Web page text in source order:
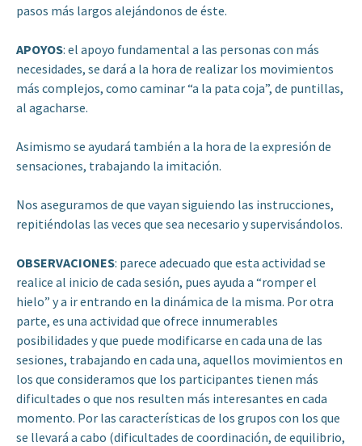
pasos más largos alejándonos de éste.
APOYOS: el apoyo fundamental a las personas con más
necesidades, se dará a la hora de realizar los movimientos
más complejos, como caminar “a la pata coja”, de puntillas,
al agacharse.
Asimismo se ayudará también a la hora de la expresión de
sensaciones, trabajando la imitación.
Nos aseguramos de que vayan siguiendo las instrucciones,
repitiéndolas las veces que sea necesario y supervisándolos.
OBSERVACIONES: parece adecuado que esta actividad se
realice al inicio de cada sesión, pues ayuda a “romper el
hielo” y a ir entrando en la dinámica de la misma. Por otra
parte, es una actividad que ofrece innumerables
posibilidades y que puede modificarse en cada una de las
sesiones, trabajando en cada una, aquellos movimientos en
los que consideramos que los participantes tienen más
dificultades o que nos resulten más interesantes en cada
momento. Por las características de los grupos con los que
se llevará a cabo (dificultades de coordinación, de equilibrio,